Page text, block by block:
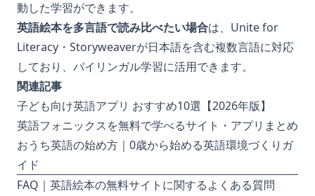
動した学習ができます。
英語絵本を多言語で読み比べたい場合は、Unite for
Literacy・Storyweaverが日本語を含む複数言語に対応
しており、バイリンガル学習に活用できます。
関連記事
子ども向け英語アプリ おすすめ10選【2026年版】
英語フォニックスを無料で学べるサイト・アプリまとめ
おうち英語の始め方｜0歳から始める英語環境づくりガ
イド
FAQ｜英語絵本の無料サイトに関するよくある質問